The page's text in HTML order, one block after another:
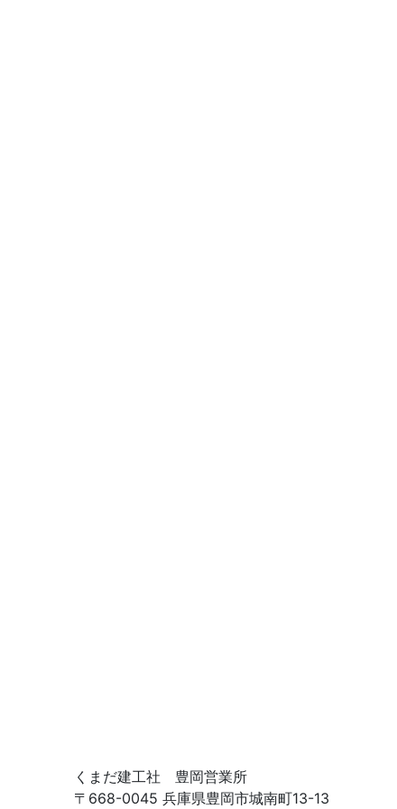
くまだ建工社 豊岡営業所
〒668-0045 兵庫県豊岡市城南町13-13